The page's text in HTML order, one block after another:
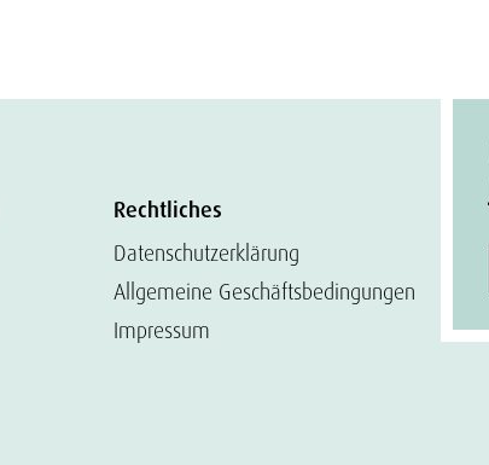
Rechtliches
Datenschutzerklärung
Allgemeine Geschäftsbedingungen
Impressum